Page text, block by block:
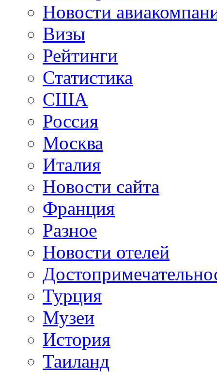
Новости
Визы
Рейтинги
Статистика
США
Россия
Москва
Италия
Новости сайта
Франция
Разное
Новости отелей
Турция
Музеи
История
Таиланд